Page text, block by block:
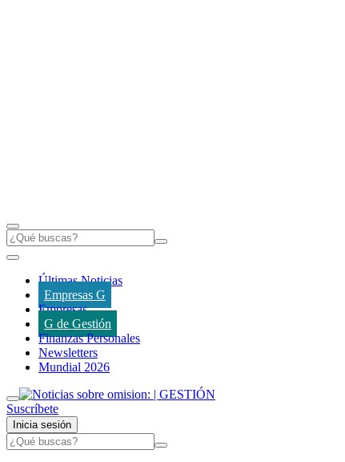
Últimas Noticias
Empresas G
Empresas
G de Gestión
Finanzas Personales
Newsletters
Mundial 2026
Suscríbete
Inicia sesión